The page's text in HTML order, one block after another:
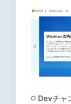
Devチャ